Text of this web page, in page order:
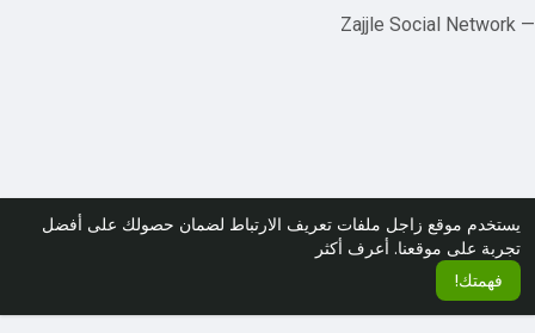
يستخدم موقع زاجل ملفات تعريف الارتباط لضمان حصولك على أفضل
تجربة على موقعنا. أعرف أكثر
فهمتك!
— Zajjle Social Network